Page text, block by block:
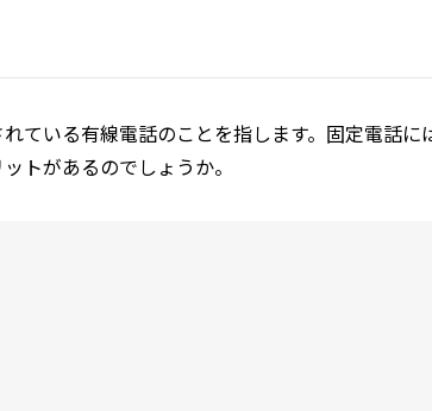
ている有線電話のことを指します。固定電話に
トがあるのでしょうか。